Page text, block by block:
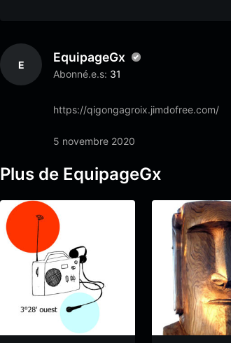
E EquipageGx
Abonné.e.s: 31
https://qigongagroix.jimdofree.com/
5 novembre 2020
Plus de EquipageGx